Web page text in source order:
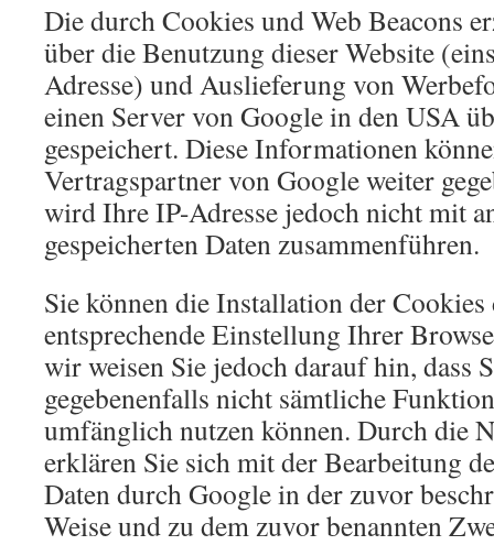
Die durch Cookies und Web Beacons
über die Benutzung dieser Website
Adresse) und Auslieferung von
einen Server von Google in den USA
gespeichert. Diese Informationen
Vertragspartner von Google weiter
wird Ihre IP-Adresse jedoch nicht mit
gespeicherten Daten zusammenführen.
Sie können die Installation der Cookies
entsprechende Einstellung Ihrer
wir weisen Sie jedoch darauf hin, dass
gegebenenfalls nicht sämtliche
umfänglich nutzen können. Durch die
erklären Sie sich mit der Bearbeitung
Daten durch Google in der zuvor
Weise und zu dem zuvor benannten